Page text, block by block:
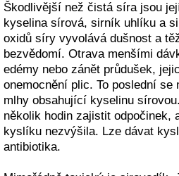
Škodlivější než čistá síra jsou
kyselina sírová, sirník uhlíku a
oxidů síry vyvolává dušnost a
bezvědomí. Otrava menšími
edémy nebo zánět průdušek,
onemocnění plic. To poslední se
mlhy obsahující kyselinu
několik hodin zajistit odpočinek,
kyslíku nezvýšila. Lze dávat
antibiotika.